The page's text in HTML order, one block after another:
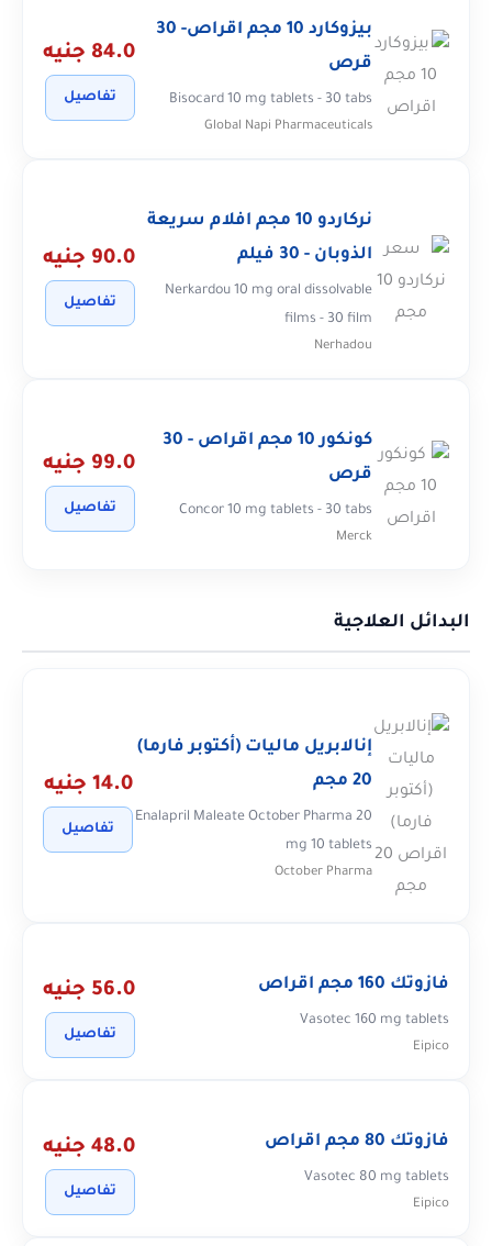
بيزوكارد 10 مجم اقراص- 30
قرص
Bisocard 10 mg tablets - 30 tabs
Global Napi Pharmaceuticals
84.0 جنيه
تفاصيل
نركاردو 10 مجم افلام سريعة
الذوبان - 30 فيلم
Nerkardou 10 mg oral dissolvable
films - 30 film
Nerhadou
90.0 جنيه
تفاصيل
كونكور 10 مجم اقراص - 30
قرص
Concor 10 mg tablets - 30 tabs
Merck
99.0 جنيه
تفاصيل
البدائل العلاجية
إنالابريل ماليات (أكتوبر فارما)
20 مجم
Enalapril Maleate October Pharma 20
mg 10 tablets
October Pharma
14.0 جنيه
تفاصيل
فازوتك 160 مجم اقراص
Vasotec 160 mg tablets
Eipico
56.0 جنيه
تفاصيل
فازوتك 80 مجم اقراص
Vasotec 80 mg tablets
Eipico
48.0 جنيه
تفاصيل